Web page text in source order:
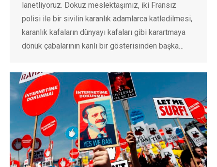
lanetliyoruz. Dokuz meslektaşımız, iki Fransız
polisi ile bir sivilin karanlık adamlarca katledilmesi,
karanlık kafaların dünyayı kafaları gibi karartmaya
dönük çabalarının kanlı bir gösterisinden başka…